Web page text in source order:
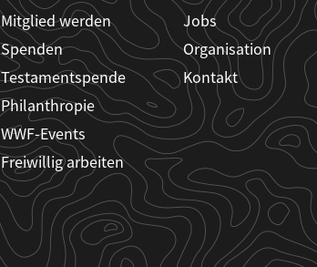
Mitglied werden
Spenden
Testamentspende
Philanthropie
WWF-Events
Freiwillig arbeiten
Jobs
Organisation
Kontakt